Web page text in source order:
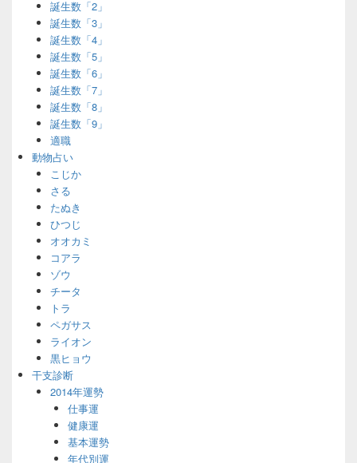
誕生数「2」
誕生数「3」
誕生数「4」
誕生数「5」
誕生数「6」
誕生数「7」
誕生数「8」
誕生数「9」
適職
動物占い
こじか
さる
たぬき
ひつじ
オオカミ
コアラ
ゾウ
チータ
トラ
ペガサス
ライオン
黒ヒョウ
干支診断
2014年運勢
仕事運
健康運
基本運勢
年代別運